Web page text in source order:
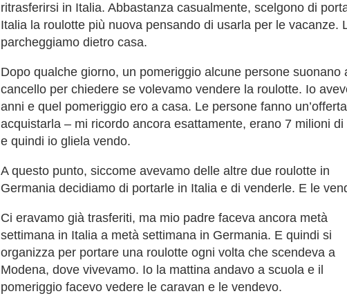
ritrasferirsi in Italia. Abbastanza casualmente, scelgono di
Italia la roulotte più nuova pensando di usarla per le vacanze.
parcheggiamo dietro casa.
Dopo qualche giorno, un pomeriggio alcune persone suonano
cancello per chiedere se volevamo vendere la roulotte. Io
anni e quel pomeriggio ero a casa. Le persone fanno
acquistarla – mi ricordo ancora esattamente, erano 7 milioni di
e quindi io gliela vendo.
A questo punto, siccome avevamo delle altre due roulotte in
Germania decidiamo di portarle in Italia e di venderle. E le
Ci eravamo già trasferiti, ma mio padre faceva ancora metà
settimana in Italia a metà settimana in Germania. E quindi si
organizza per portare una roulotte ogni volta che scendeva a
Modena, dove vivevamo. Io la mattina andavo a scuola e il
pomeriggio facevo vedere le caravan e le vendevo.